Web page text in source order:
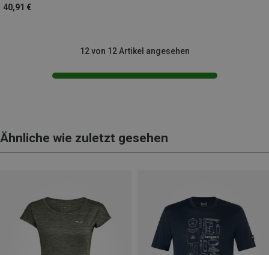
40,91 €
12 von 12 Artikel angesehen
Ähnliche wie zuletzt gesehen